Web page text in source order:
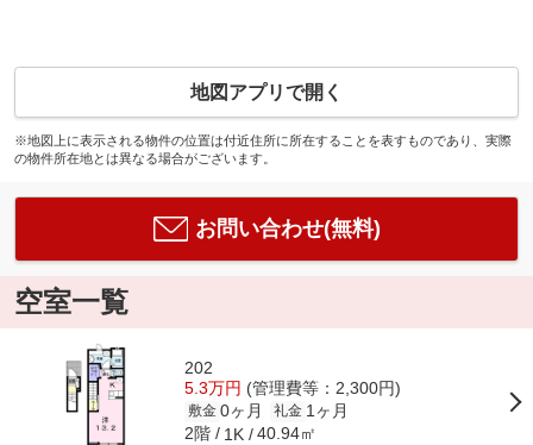
地図アプリで開く
※地図上に表示される物件の位置は付近住所に所在することを表すものであり、実際
の物件所在地とは異なる場合がございます。
お問い合わせ(無料)
空室一覧
202
5.3万円 (管理費等：2,300円)
敷金 0ヶ月 礼金 1ヶ月
2階 1K 40.94㎡